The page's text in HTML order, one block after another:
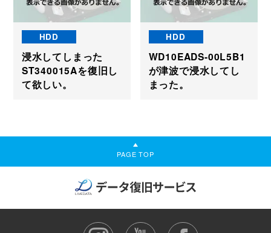
HDD
浸水してしまった
ST340015Aを復旧し
て欲しい。
HDD
WD10EADS-00L5B1
が津波で浸水してし
まった。
PAGE TOP